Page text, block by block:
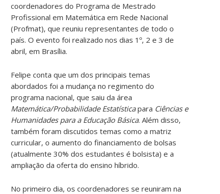
coordenadores do Programa de Mestrado
Profissional em Matemática em Rede Nacional
(Profmat), que reuniu representantes de todo o
país. O evento foi realizado nos dias 1º, 2 e 3 de
abril, em Brasília.
Felipe conta que um dos principais temas
abordados foi a mudança no regimento do
programa nacional, que saiu da área
Matemática/Probabilidade Estatísticapara Ciências e
Humanidades para a Educação Básica. Além disso,
também foram discutidos temas como a matriz
curricular, o aumento do financiamento de bolsas
(atualmente 30% dos estudantes é bolsista) e a
ampliação da oferta do ensino híbrido.
No primeiro dia, os coordenadores se reuniram na